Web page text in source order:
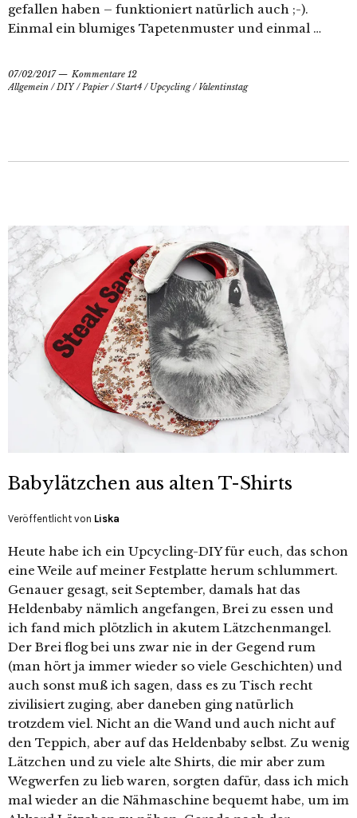
gefallen haben – funktioniert natürlich auch ;-).
Einmal ein blumiges Tapetenmuster und einmal …
07/02/2017
Kommentare 12
Allgemein /DIY/Papier/Start4 / Upcycling/ Valentinstag
Babylätzchen aus alten T-Shirts
Veröffentlicht von Liska
Heute habe ich ein Upcycling-DIY für euch, das schon
eine Weile auf meiner Festplatte herum schlummert.
Genauer gesagt, seit September, damals hat das
Heldenbaby nämlich angefangen, Brei zu essen und
ich fand mich plötzlich in akutem Lätzchenmangel.
Der Brei flog bei uns zwar nie in der Gegend rum
(man hört ja immer wieder so viele Geschichten) und
auch sonst muß ich sagen, dass es zu Tisch recht
zivilisiert zuging, aber daneben ging natürlich
trotzdem viel. Nicht an die Wand und auch nicht auf
den Teppich, aber auf das Heldenbaby selbst. Zu wenig
Lätzchen und zu viele alte Shirts, die mir aber zum
Wegwerfen zu lieb waren, sorgten dafür, dass ich mich
mal wieder an die Nähmaschine bequemt habe, um im